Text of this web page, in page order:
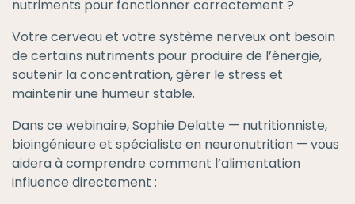
nutriments pour fonctionner correctement ?
Votre cerveau et votre système nerveux ont besoin
de certains nutriments pour produire de l’énergie,
soutenir la concentration, gérer le stress et
maintenir une humeur stable.
Dans ce webinaire, Sophie Delatte — nutritionniste,
bioingénieure et spécialiste en neuronutrition — vous
aidera à comprendre comment l’alimentation
influence directement :